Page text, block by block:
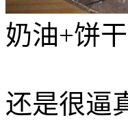
奶油+饼
还是很逼